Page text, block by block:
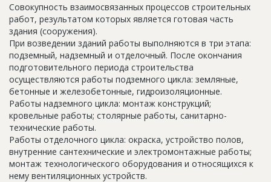
Совокупность взаимосвязанных процессов строительных
работ, результатом которых является готовая часть
здания (сооружения).
При возведении зданий работы выполняются в три этапа:
подземный, надземный и отделочный. После окончания
подготовительного периода строительства
осуществляются работы подземного цикла: земляные,
бетонные и железобетонные, гидроизоляционные.
Работы надземного цикла: монтаж конструкций;
кровельные работы; столярные работы, санитарно-
технические работы.
Работы отделочного цикла: окраска, устройство полов,
внутренние сантехнические и электромонтажные работы;
монтаж технологического оборудования и относящихся к
нему вентиляционных устройств.